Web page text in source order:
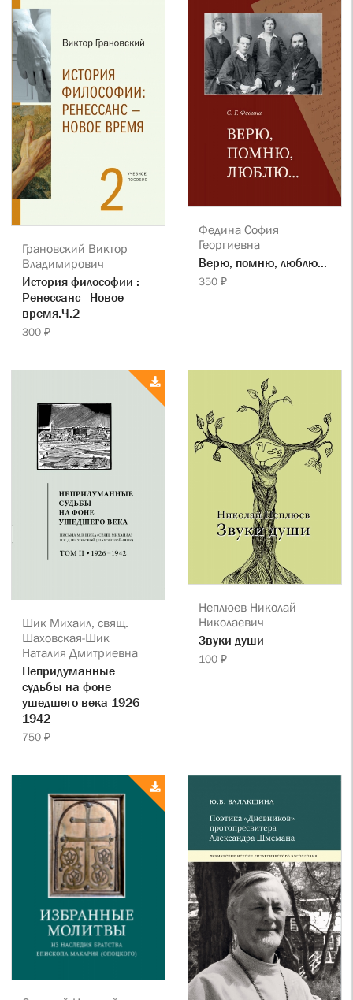
Грановский Виктор
Владимирович
История философии :
Ренессанс - Новое
время.Ч.2
300 ₽
Федина София
Георгиевна
Верю, помню, люблю...
350 ₽
Шик Михаил, свящ.
Шаховская-Шик
Наталия Дмитриевна
Непридуманные
судьбы на фоне
ушедшего века 1926–
1942
750 ₽
Неплюев Николай
Николаевич
Звуки души
100 ₽